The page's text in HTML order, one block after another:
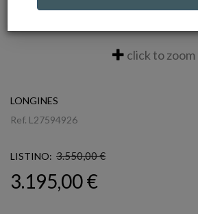
click to zoom
LONGINES
Ref. L27594926
LISTINO: 3.550,00 €
3.195,00 €